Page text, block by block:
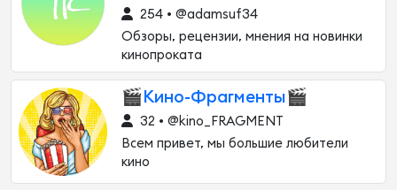
254 • @adamsuf34
Обзоры, рецензии, мнения на новинки
кинопроката
🎬Кино-Фрагменты🎬
32 • @kino_FRAGMENT
Всем привет, мы большие любители
кино